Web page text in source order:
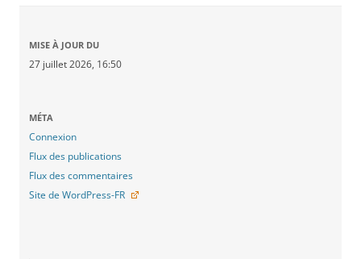
MISE À JOUR DU
27 juillet 2026, 16:50
MÉTA
Connexion
Flux des publications
Flux des commentaires
Site de WordPress-FR